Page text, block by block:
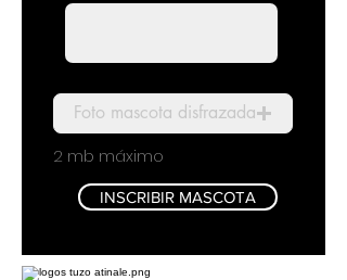
Foto mascota disfrazada
2 mb máximo
INSCRIBIR MASCOTA